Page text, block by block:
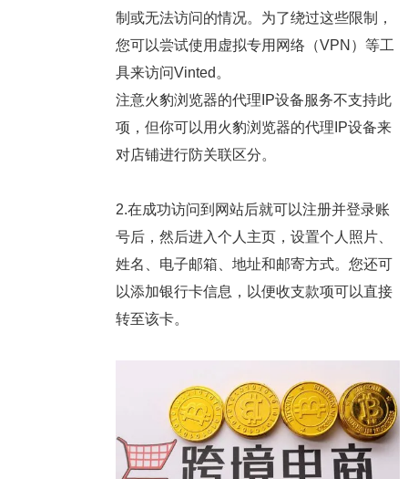
制或无法访问的情况。为了绕过这些限制，
您可以尝试使用虚拟专用网络（VPN）等工
具来访问Vinted。
注意火豹浏览器的代理IP设备服务不支持此
项，但你可以用火豹浏览器的代理IP设备来
对店铺进行防关联区分。
2.在成功访问到网站后就可以注册并登录账
号后，然后进入个人主页，设置个人照片、
姓名、电子邮箱、地址和邮寄方式。您还可
以添加银行卡信息，以便收支款项可以直接
转至该卡。